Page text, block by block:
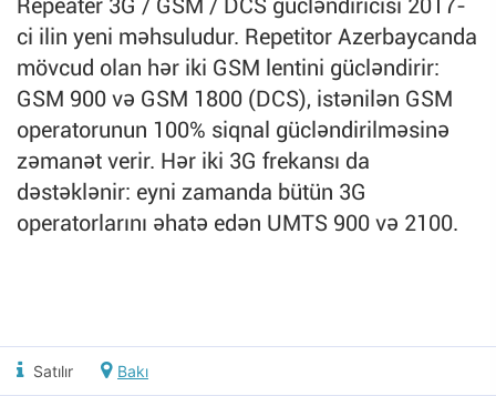
Repeater 3G / GSM / DCS gücləndiricisi 2017-
ci ilin yeni məhsuludur. Repetitor Azerbaycanda
mövcud olan hər iki GSM lentini gücləndirir:
GSM 900 və GSM 1800 (DCS), istənilən GSM
operatorunun 100% siqnal gücləndirilməsinə
zəmanət verir. Hər iki 3G frekansı da
dəstəklənir: eyni zamanda bütün 3G
operatorlarını əhatə edən UMTS 900 və 2100.
Satılır Bakı